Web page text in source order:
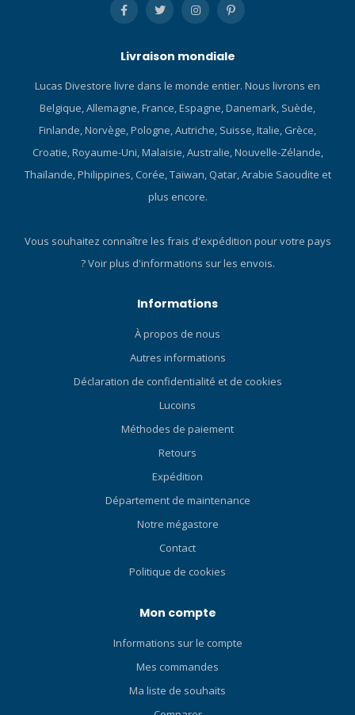
Livraison mondiale
Lucas Divestore livre dans le monde entier. Nous livrons en
Belgique, Allemagne, France, Espagne, Danemark, Suède,
Finlande, Norvège, Pologne, Autriche, Suisse, Italie, Grèce,
Croatie, Royaume-Uni, Malaisie, Australie, Nouvelle-Zélande,
Thaïlande, Philippines, Corée, Taïwan, Qatar, Arabie Saoudite et
plus encore.
Vous souhaitez connaître les frais d'expédition pour votre pays
?Voir plus d'informations sur les envois.
Informations
À propos de nous
Autres informations
Déclaration de confidentialité et de cookies
Lucoins
Méthodes de paiement
Retours
Expédition
Département de maintenance
Notre mégastore
Contact
Politique de cookies
Mon compte
Informations sur le compte
Mes commandes
Ma liste de souhaits